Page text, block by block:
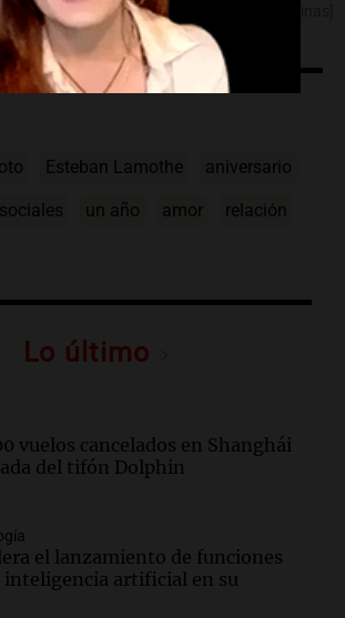
[Fuente: Noticias Argentinas]
Esteban Lamothe aniversario
un año amor relación
Lo último
vuelos cancelados en Shanghái
del tifón Dolphin
el lanzamiento de funciones
inteligencia artificial en su